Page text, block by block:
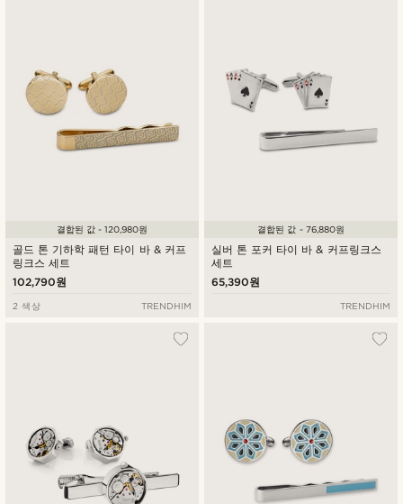
골드 톤 기하학 패턴 타이 바 & 커프
링크스 세트
102,790원
결합된 값 - 120,980원
2 색상 TRENDHIM
실버 톤 포커 타이 바 & 커프링크스
세트
65,390원
결합된 값 - 76,880원
TRENDHIM